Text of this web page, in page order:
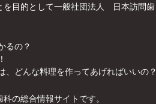
を目的として一般社団法人 日本訪問歯
るの？
、どんな料理を作ってあげればいいの？
の総合情報サイトです。